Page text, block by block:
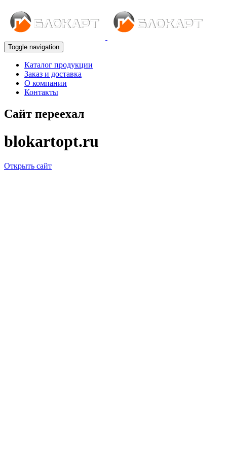
Toggle navigation
Каталог продукции
Заказ и доставка
О компании
Контакты
Сайт переехал
blokartopt.ru
Открыть сайт